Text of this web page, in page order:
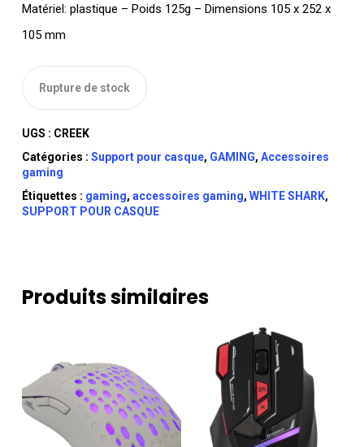
Matériel: plastique – Poids 125g – Dimensions 105 x 252 x
105 mm
Rupture de stock
UGS : CREEK
Catégories : Support pour casque, GAMING, Accessoires
gaming
Étiquettes : gaming, accessoires gaming, WHITE SHARK,
SUPPORT POUR CASQUE
Produits similaires